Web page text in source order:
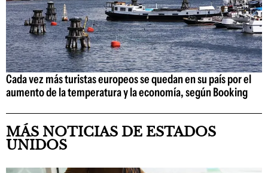
Cada vez más turistas europeos se quedan en su país por el
aumento de la temperatura y la economía, según Booking
MÁS NOTICIAS DE ESTADOS
UNIDOS